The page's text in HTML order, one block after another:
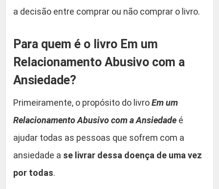
a decisão entre comprar ou não comprar o livro.
Para quem é o livro Em um
Relacionamento Abusivo com a
Ansiedade?
Primeiramente, o propósito do livroEm um
Relacionamento Abusivo com a Ansiedade é
ajudar todas as pessoas que sofrem com a
ansiedade a se livrar dessa doença de uma vez
por todas.